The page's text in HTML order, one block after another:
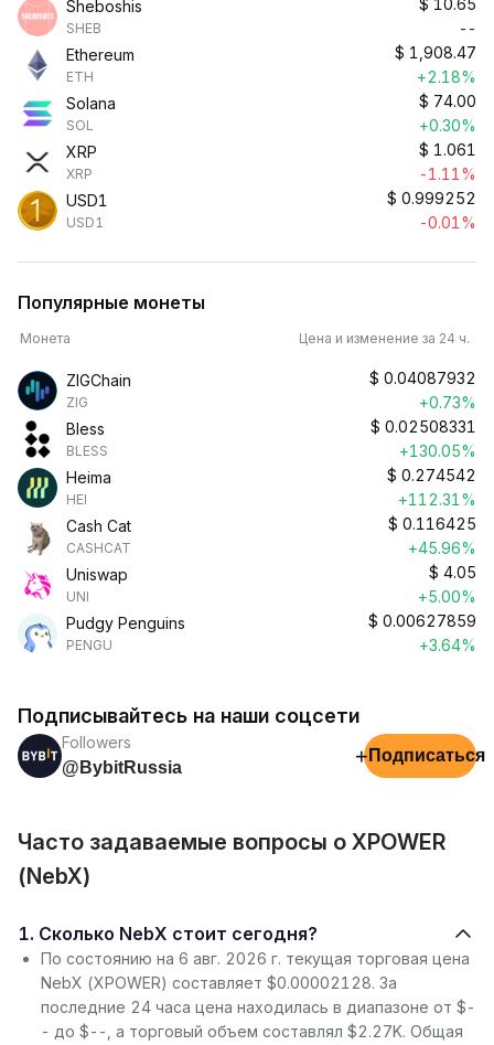
Sheboshis
SHEB
$ 10.65
--
Ethereum
ETH
$ 1,908.47
+2.18%
Solana
SOL
$ 74.00
+0.30%
XRP
XRP
$ 1.061
-1.11%
USD1
USD1
$ 0.999252
-0.01%
Популярные монеты
Монета Цена и изменение за 24 ч.
ZIGChain
ZIG
$ 0.04087932
+0.73%
Bless
BLESS
$ 0.02508331
+130.05%
Heima
HEI
$ 0.274542
+112.31%
Cash Cat
CASHCAT
$ 0.116425
+45.96%
Uniswap
UNI
$ 4.05
+5.00%
Pudgy Penguins
PENGU
$ 0.00627859
+3.64%
Подписывайтесь на наши соцсети
Followers
@BybitRussia
+ Подписаться
Часто задаваемые вопросы о XPOWER
(NebX)
1. Сколько NebX стоит сегодня?
По состоянию на 6 авг. 2026 г. текущая торговая цена
NebX (XPOWER) составляет $0.00002128. За
последние 24 часа цена находилась в диапазоне от $-
- до $--, а торговый объем составлял $2.27K. Общая